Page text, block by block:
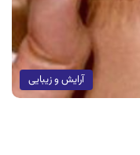
آرایش و زیبایی